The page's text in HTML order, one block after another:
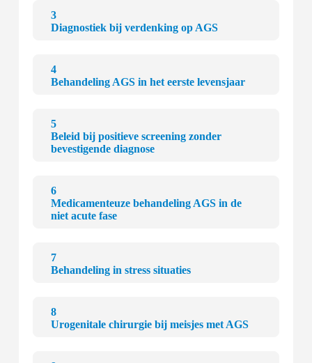
3
Diagnostiek bij verdenking op AGS
4
Behandeling AGS in het eerste levensjaar
5
Beleid bij positieve screening zonder
bevestigende diagnose
6
Medicamenteuze behandeling AGS in de
niet acute fase
7
Behandeling in stress situaties
8
Urogenitale chirurgie bij meisjes met AGS